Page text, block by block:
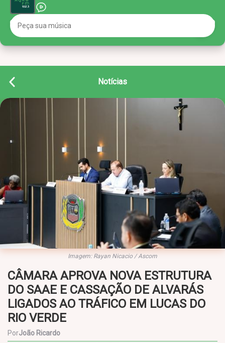
Notícias
Imagem: Rayan Nicacio / Ascom
CÂMARA APROVA NOVA ESTRUTURA
DO SAAE E CASSAÇÃO DE ALVARÁS
LIGADOS AO TRÁFICO EM LUCAS DO
RIO VERDE
PorJoão Ricardo